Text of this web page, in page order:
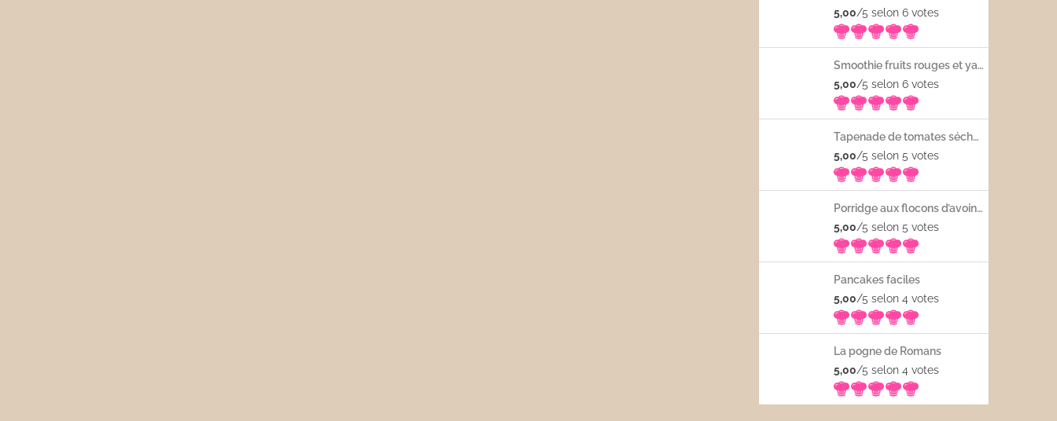
5,00/5 selon 6 votes
Smoothie fruits rouges et yaourt
5,00/5 selon 6 votes
Tapenade de tomates séchées
5,00/5 selon 5 votes
Porridge aux flocons d’avoine avec les fruits frais
5,00/5 selon 5 votes
Pancakes faciles
5,00/5 selon 4 votes
La pogne de Romans
5,00/5 selon 4 votes